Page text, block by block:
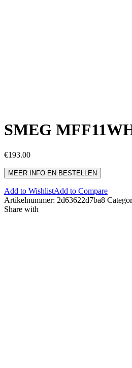
SMEG
€193.00
MEER INFO EN BESTELLEN
Add to WishlistAdd to Compare
Artikelnummer: 2d63622d7ba8
Share with